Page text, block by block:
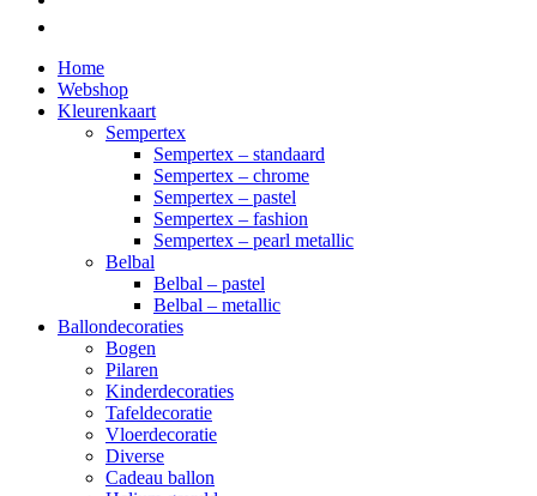
Home
Webshop
Kleurenkaart
Sempertex
Sempertex – standaard
Sempertex – chrome
Sempertex – pastel
Sempertex – fashion
Sempertex – pearl metallic
Belbal
Belbal – pastel
Belbal – metallic
Ballondecoraties
Bogen
Pilaren
Kinderdecoraties
Tafeldecoratie
Vloerdecoratie
Diverse
Cadeau ballon